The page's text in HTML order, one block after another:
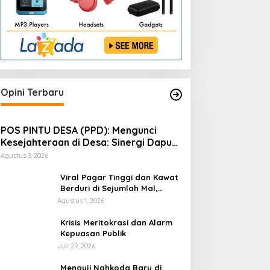
Opini Terbaru
POS PINTU DESA (PPD): Mengunci
Kesejahteraan di Desa: Sinergi Dapur
Gizi, Koperasi, dan Logistik Terpadu
Agustus 3, 2026
Viral Pagar Tinggi dan Kawat
Berduri di Sejumlah Mal,
Aristo Pariadji: Fenomena Ini
Membangun Kepercayaan
Sosial
Agustus 1, 2026
​Krisis Meritokrasi dan Alarm
Kepuasan Publik
Juli 29, 2026
​Menguji Nahkoda Baru di